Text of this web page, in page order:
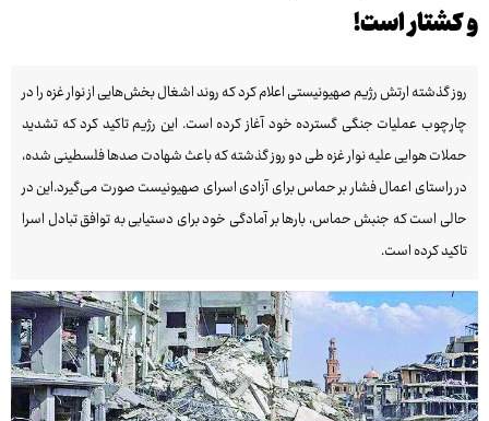
و کشتار است!
روز گذشته ارتش رژیم صهیونیستی اعلام کرد که روند اشغال بخش‌هایی از نوار غزه را در
چارچوب عملیات جنگی گسترده خود آغاز کرده است. این رژیم تاکید کرد که تشدید
حملات هوایی علیه نوار غزه طی دو روز گذشته که باعث شهادت صدها فلسطینی شده،
در راستای اعمال فشار بر حماس برای آزادی اسرای صهیونیست صورت می‌گیرد.این در
حالی است که جنبش حماس، بارها بر آمادگی خود برای دستیابی به توافق تبادل اسرا
تاکید کرده است.